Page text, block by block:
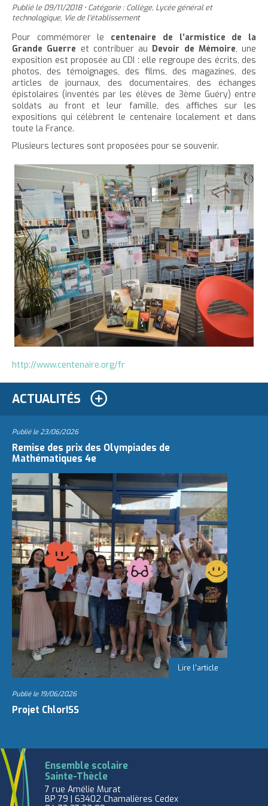
h
c
l
e
a
c
u
e
i
l
t
r
l
a
t
a
i
l
l
e
d
u
t
e
x
t
e
e
l
a
t
a
i
l
l
e
d
u
t
x
t
e
e
c
e
t
t
e
p
a
g
e
e
c
e
c
o
n
t
n
u
Publié le09/11/2018 • Catégorie :Collège, Lycée général et
technologique, Vie de l'établissement
Pour commémorer le centenaire de l’armistice de la
Grande Guerre et contribuer au Devoir de Mémoire, une
exposition est proposée au CDI : elle regroupe des écrits, des
photos, des témoignages, des films, des magazines, des
articles de journaux, des documentaires, des échanges
épistolaires (inventés par les élèves de 3ème Guéry) entre
soldats au front et leur famille, des affiches sur les
expositions qui célèbrent le centenaire localement et dans
toute la France.
Plusieurs lectures sont proposées pour se souvenir.
http://www.centenaire.org/fr
ACTUALITÉS
Publié le23/06/2026
Remise des prix des Olympiades de
Mathématiques 4e
Publié le 19/06/2026
Projet ChlorISS
Ensemble scolaire
Sainte-Thècle
7 rue Amélie Murat
BP 79 | 63402 Chamalières Cedex